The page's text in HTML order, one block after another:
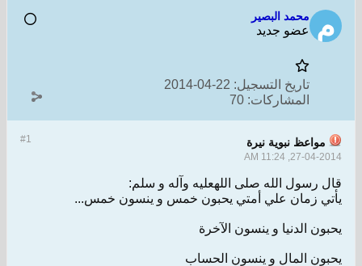
محمد البصير
عضو جديد
تاريخ التسجيل: 22-04-2014
المشاركات: 70
#1 مواعظ نبوية نيرة
27-04-2014, 11:24 AM
قال رسول الله صلى اللهعليه وآله و سلم:
يأتي زمان علي أمتي يحبون خمس و ينسون خمس...
يحبون الدنيا و ينسون الآخرة
يحبون المال و ينسون الحساب